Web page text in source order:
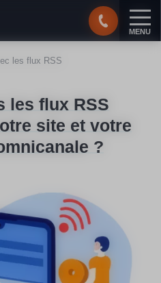
MENU
les flux RSS
les flux RSS
site et votre
?